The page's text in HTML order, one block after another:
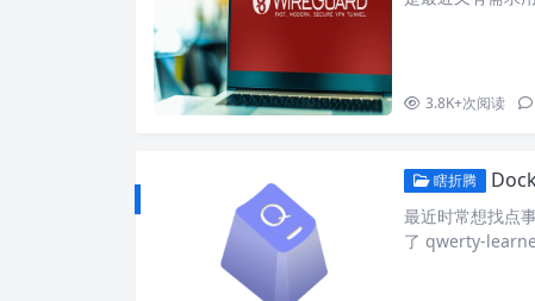
3.8K+次阅读
瞎折腾
最近时常想找点
了 qwerty-